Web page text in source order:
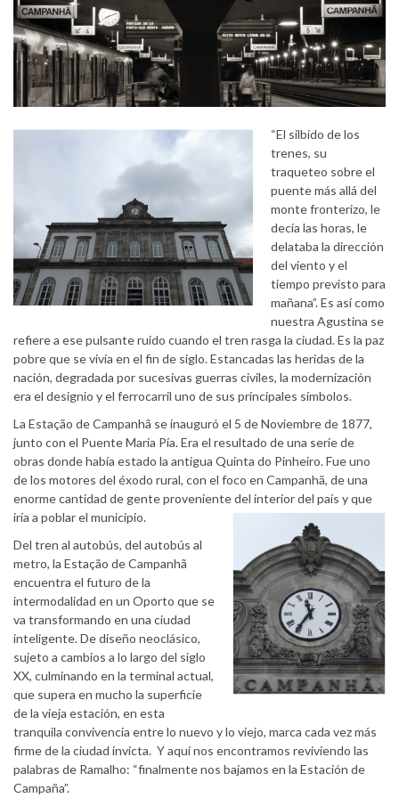
“El silbido de los
trenes, su
traqueteo sobre el
puente más allá del
monte fronterizo, le
decía las horas, le
delataba la dirección
del viento y el
tiempo previsto para
mañana”. Es así como
nuestra Agustina se
refiere a ese pulsante ruido cuando el tren rasga la ciudad. Es la paz
pobre que se vivía en el fin de siglo. Estancadas las heridas de la
nación, degradada por sucesivas guerras civiles, la modernización
era el designio y el ferrocarril uno de sus principales símbolos.
La Estação de Campanhã se inauguró el 5 de Noviembre de 1877,
junto con el Puente María Pía. Era el resultado de una serie de
obras donde había estado la antigua Quinta do Pinheiro. Fue uno
de los motores del éxodo rural, con el foco en Campanhã, de una
enorme cantidad de gente proveniente del interior del país y que
iría a poblar el municipio.
Del tren al autobús, del autobús al
metro, la Estação de Campanhã
encuentra el futuro de la
intermodalidad en un Oporto que se
va transformando en una ciudad
inteligente. De diseño neoclásico,
sujeto a cambios a lo largo del siglo
XX, culminando en la terminal actual,
que supera en mucho la superficie
de la vieja estación, en esta
tranquila convivencia entre lo nuevo y lo viejo, marca cada vez más
firme de la ciudad invicta. Y aquí nos encontramos reviviendo las
palabras de Ramalho: “finalmente nos bajamos en la Estación de
Campaña”.